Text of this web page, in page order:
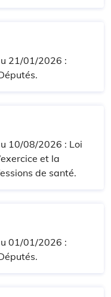
21/01/2026 :
10/08/2026 : Loi
et la
de santé.
01/01/2026 :